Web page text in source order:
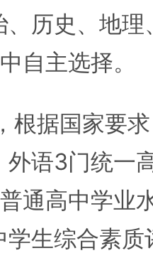
历史、地
自主选择。
据国家要求
外语3门统一
通高中学业
学生综合素